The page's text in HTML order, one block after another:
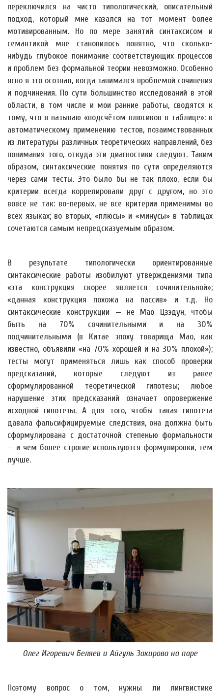
переключился на чисто типологический, описательный
подход, который мне казался на тот момент более
мотивированным. Но по мере занятий синтаксисом и
семантикой мне становилось понятно, что сколько-
нибудь глубокое понимание соответствующих процессов
и проблем без формальной теории невозможно. Особенно
ясно я это осознал, когда занимался проблемой сочинения
и подчинения. По сути большинство исследований в этой
области, в том числе и мои ранние работы, сводятся к
тому, что я называю «подсчётом плюсиков в таблице»: к
автоматическому применению тестов, позаимствованных
из литературы различных теоретических направлений, без
понимания того, откуда эти диагностики следуют. Таким
образом, синтаксические понятия по сути определяются
через сами тесты. Это было бы не так плохо, если бы
критерии всегда коррелировали друг с другом, но это
вовсе не так: во-первых, не все критерии применимы во
всех языках; во-вторых, «плюсы» и «минусы» в таблицах
сочетаются самым непредсказуемым образом.
В результате типологически ориентированные
синтаксические работы изобилуют утверждениями типа
«эта конструкция скорее является сочинительной»;
«данная конструкция похожа на пассив» и т.д. Но
синтаксические конструкции — не Мао Цзэдун, чтобы
быть на 70% сочинительными и на 30%
подчинительными (в Китае эпоху товарища Мао, как
известно, объявили «на 70% хорошей и на 30% плохой»);
тесты могут применяться лишь как способ проверки
предсказаний, которые следуют из ранее
сформулированной теоретической гипотезы; любое
нарушение этих предсказаний означает опровержение
исходной гипотезы. А для того, чтобы такая гипотеза
давала фальсифицируемые следствия, она должна быть
сформулирована с достаточной степенью формальности
— и чем более строгие используются формулировки, тем
лучше.
Олег Игоревич Беляев и Айгуль Закирова на паре
Поэтому вопрос о том, нужны ли лингвистике